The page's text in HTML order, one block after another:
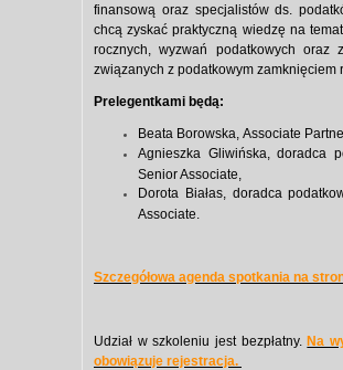
finansową oraz specjalistów ds.
chcą zyskać praktyczną wiedzę na
rocznych, wyzwań podatkowych oraz
związanych z podatkowym zamknięciem
Prelegentkami będą:
Beata Borowska​, ​Associate
Agnieszka Gliwińska, ​​doradca
Senior Associate,
Dorota Białas, doradca
Associate.
Szczegółowa agenda spotkania na
​Udział w szkoleniu jest bezpłatny.​​ Na
obowiązuje rejestracja.